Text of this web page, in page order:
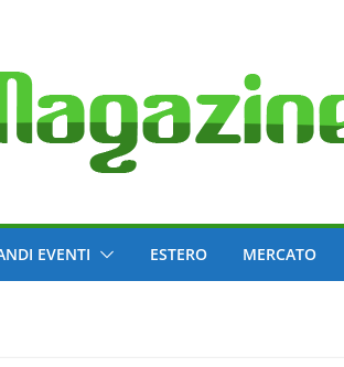
EVENTI ESTERO MERCATO